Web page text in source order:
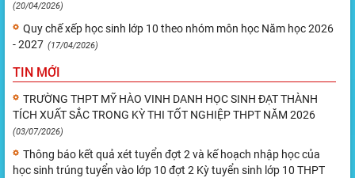
(20/04/2026)
Quy chế xếp học sinh lớp 10 theo nhóm môn học Năm học 2026
- 2027 (17/04/2026)
TIN MỚI
TRƯỜNG THPT MỸ HÀO VINH DANH HỌC SINH ĐẠT THÀNH
TÍCH XUẤT SẮC TRONG KỲ THI TỐT NGHIỆP THPT NĂM 2026
(03/07/2026)
Thông báo kết quả xét tuyển đợt 2 và kế hoạch nhập học của
học sinh trúng tuyển vào lớp 10 đợt 2 Kỳ tuyển sinh lớp 10 THPT